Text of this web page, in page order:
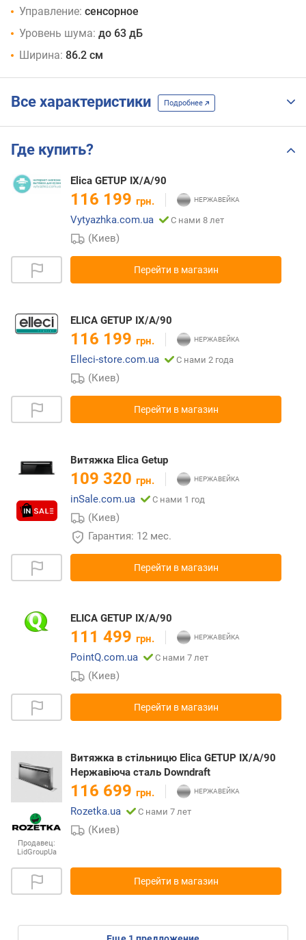
Управление: сенсорное
Уровень шума: до 63 дБ
Ширина: 86.2 см
Все характеристики Подробнее
Где купить?
Elica GETUP IX/A/90
116 199 грн.
Vytyazhka.com.ua
С нами 8 лет
(Киев)
Перейти в магазин
ELICA GETUP IX/A/90
116 199 грн.
Elleci-store.com.ua
С нами 2 года
(Киев)
Перейти в магазин
Витяжка Elica Getup
109 320 грн.
inSale.com.ua
С нами 1 год
(Киев)
Гарантия: 12 мес.
Перейти в магазин
ELICA GETUP IX/A/90
111 499 грн.
PointQ.com.ua
С нами 7 лет
(Киев)
Перейти в магазин
Продавец:
LidGroupUa
Витяжка в стільницю Elica GETUP IX/A/90
Нержавіюча сталь Downdraft
116 699 грн.
Rozetka.ua
С нами 7 лет
(Киев)
Перейти в магазин